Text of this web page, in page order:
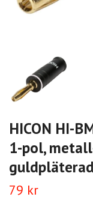
HICON HI-
1-pol,
79 kr